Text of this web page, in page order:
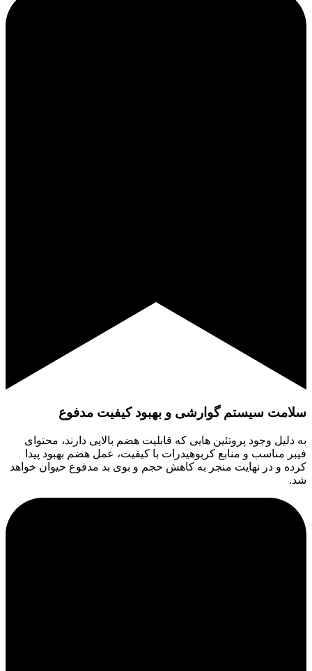
سلامت سیستم گوارشی و بهبود کیفیت مدفوع
به دلیل وجود پروتئین هایی که قابلیت هضم بالایی دارند، محتوای
فیبر مناسب و منابع کربوهیدرات با کیفیت، عمل هضم بهبود پیدا
کرده و در نهایت منجر به کاهش حجم و بوی بد مدفوع حیوان خواهد
شد.